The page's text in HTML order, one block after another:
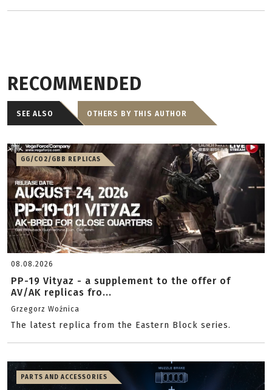
RECOMMENDED
SEE ALSO OTHERS BY THIS AUTHOR
GG/CO2/GBB REPLICAS
08.08.2026
PP-19 Vityaz - a supplement to the offer of
AV/AK replicas fro...
Grzegorz Woźnica
The latest replica from the Eastern Block series.
PARTS AND ACCESSORIES